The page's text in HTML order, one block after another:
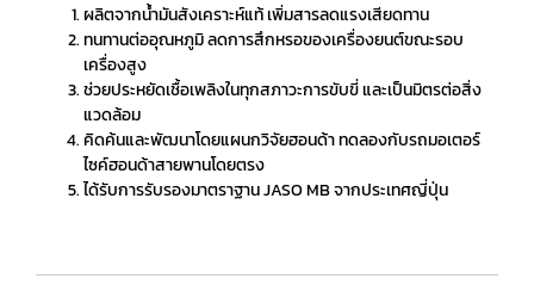
ผลิตจากน้ำมันสังเคราะห์แท้ เพิ่มสารลดแรงเสียดทาน
ทนทานต่ออุณหภูมิ ลดการสึกหรอของเครื่องยนต์ขณะรอบ
เครื่องสูง
ช่วยประหยัดเชื้อเพลิงในทุกสภาวะการขับขี่ และเป็นมิตรต่อสิ่ง
แวดล้อม
คิดค้นและพัฒนาโดยแผนกวิจัยฮอนด้า ทดลองกับรถมอเตอร์
ไซค์ฮอนด้าสายพานโดยตรง
ได้รับการรับรองมาตราฐาน JASO MB จากประเทศญี่ปุ่น